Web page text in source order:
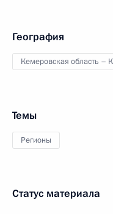
География
Кемеровская область –
Темы
Регионы
Статус материала